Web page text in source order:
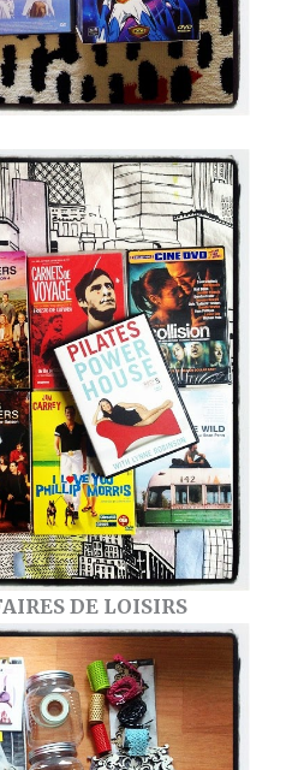
DE LOISIRS